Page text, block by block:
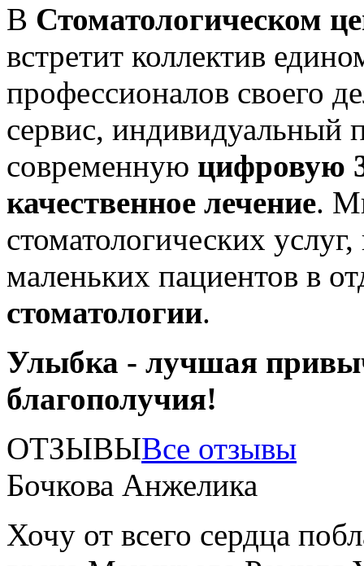
В Стоматологическом
встретит коллектив
профессионалов своего
сервис, индивидуальный
современную цифровую
качественное лечение.
стоматологических
маленьких пациентов в
стоматологии.
Улыбка - лучшая
благополучия!
ОТЗЫВЫВсе отзывы
Бочкова Анжелика
Хочу от всего сердца